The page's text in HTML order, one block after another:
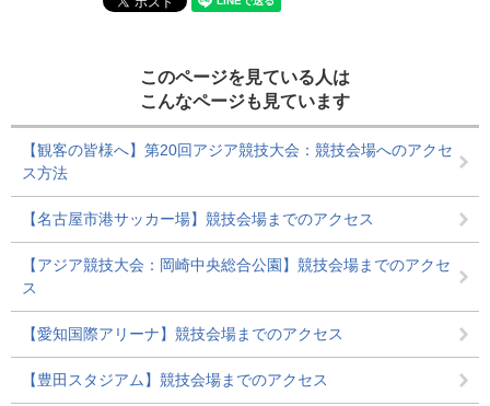
このページを見ている人は
こんなページも見ています
【観客の皆様へ】第20回アジア競技大会：競技会場へのアクセ
ス方法
【名古屋市港サッカー場】競技会場までのアクセス
【アジア競技大会：岡崎中央総合公園】競技会場までのアクセ
ス
【愛知国際アリーナ】競技会場までのアクセス
【豊田スタジアム】競技会場までのアクセス